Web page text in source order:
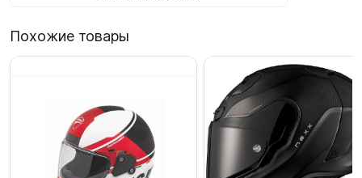
Похожие товары